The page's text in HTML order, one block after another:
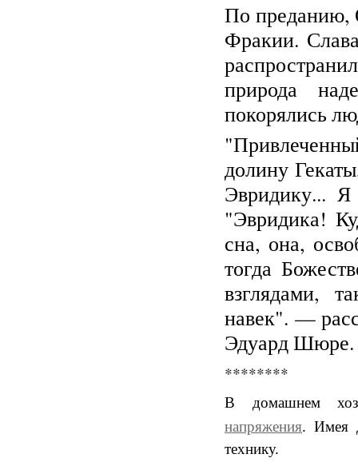
По преданию,
Фракии.
природа
покорялись
долину
Эвридику...
"Эвридика!
сна, она,
тогда
взглядами,
навек". —
Эдуард Шюре.
********
В домашнем
напряжения.Имея
технику.